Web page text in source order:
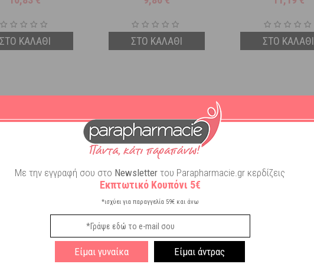
ΣΤΟ ΚΑΛΑΘΙ ΣΤΟ ΚΑΛΑΘΙ ΣΤΟ ΚΑΛΑΘΙ
2,3gr x 50 τμχ
Vicks Personal CoolMist
Ultrasonic Humidifier Ατομικός
Υγραντήρας Υπερήχων 1 τμχ
Διαθέσιμο
Με την εγγραφή σου στο Newsletter του Parapharmacie.gr κερδίζεις
Εκπτωτικό Κουπόνι 5€
*ισχύει για παραγγελία 59€ και άνω
Είμαι γυναίκα Είμαι άντρας